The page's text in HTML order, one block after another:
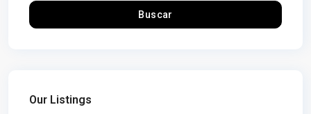
Buscar
Our Listings